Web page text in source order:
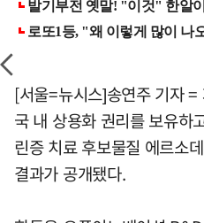
[서울=뉴시스]송연주 기자
국 내 상용화 권리를 보유하
린증 치료 후보물질 에르소
결과가 공개됐다.